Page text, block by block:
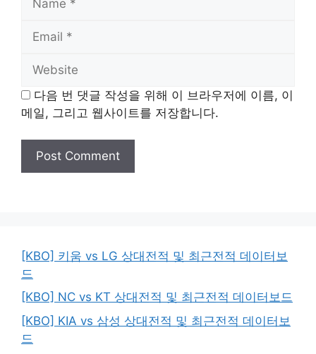
다음 번 댓글 작성을 위해 이 브라우저에 이름, 이
메일, 그리고 웹사이트를 저장합니다.
[KBO] 키움 vs LG 상대전적 및 최근전적 데이터보
드
[KBO] NC vs KT 상대전적 및 최근전적 데이터보드
[KBO] KIA vs 삼성 상대전적 및 최근전적 데이터보
드